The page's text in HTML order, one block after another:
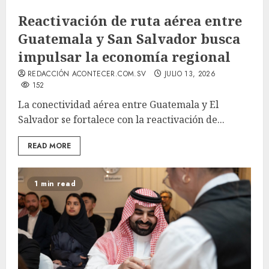
Reactivación de ruta aérea entre
Guatemala y San Salvador busca
impulsar la economía regional
REDACCIÓN ACONTECER.COM.SV
JULIO 13, 2026
152
La conectividad aérea entre Guatemala y El
Salvador se fortalece con la reactivación de...
READ MORE
1 min read